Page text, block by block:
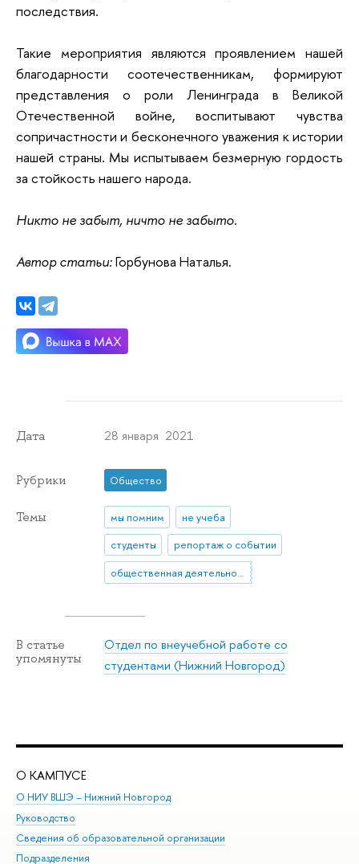
последствия.
Такие мероприятия являются проявлением нашей
благодарности соотечественникам, формируют
представления о роли Ленинграда в Великой
Отечественной войне, воспитывают чувства
сопричастности и бесконечного уважения к истории
нашей страны. Мы испытываем безмерную гордость
за стойкость нашего народа.
Никто не забыт, ничто не забыто.
Автор статьи:Горбунова Наталья.
Дата 28 января 2021
Рубрики Общество
Темы мы помним
не учеба
студенты
репортаж о событии
общественная деятельность
В статье
упомянуты
Отдел по внеучебной работе со
студентами (Нижний Новгород)
О КАМПУСЕ
О НИУ ВШЭ – Нижний Новгород
Руководство
Сведения об образовательной организации
Подразделения